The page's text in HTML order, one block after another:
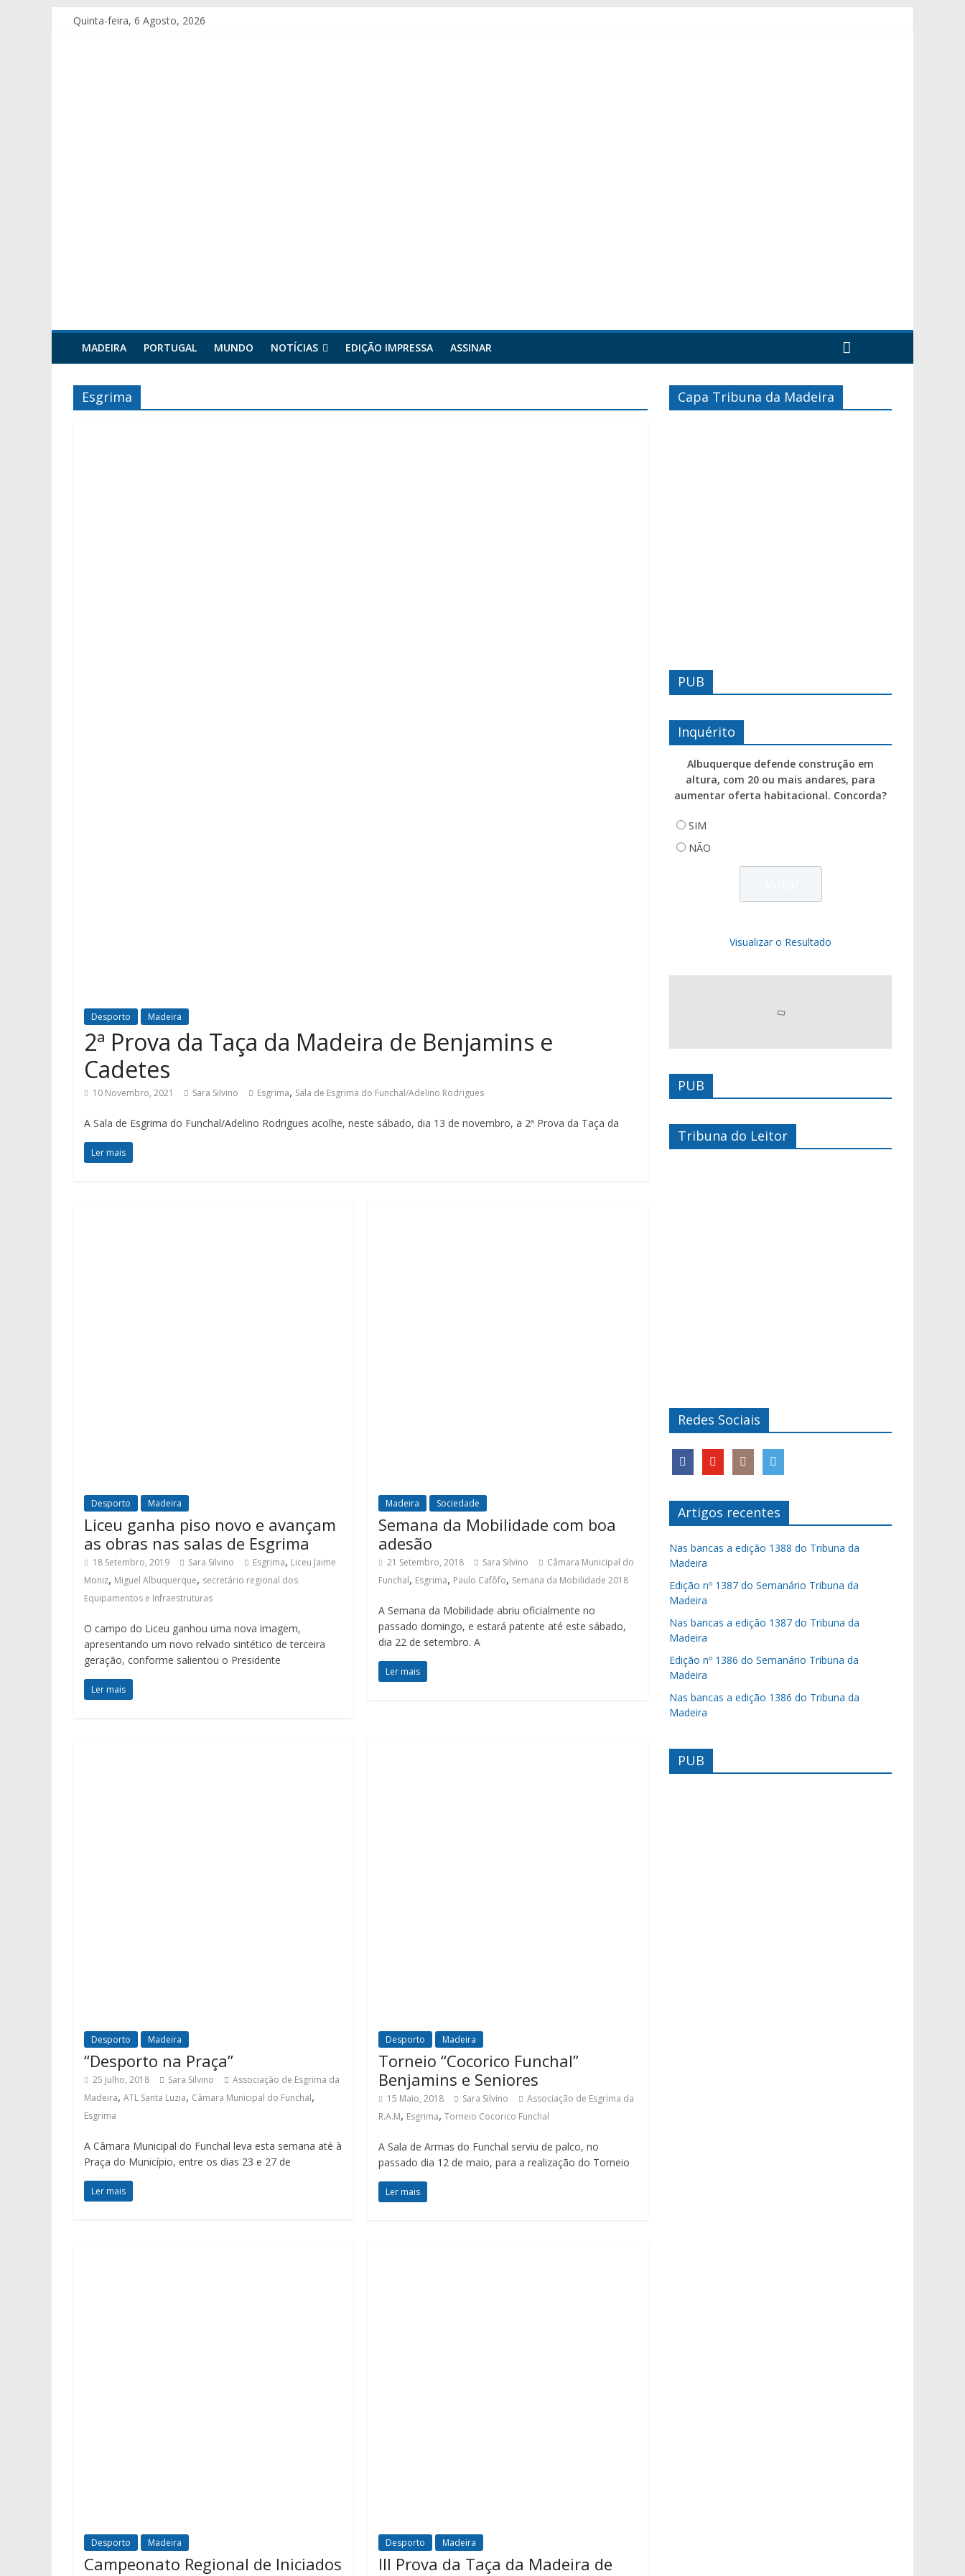
Quinta-feira, 6 Agosto, 2026
MADEIRA PORTUGAL MUNDO NOTÍCIAS EDIÇÃO IMPRESSA ASSINAR
Esgrima
Desporto Madeira
2ª Prova da Taça da Madeira de Benjamins e
Cadetes
10 Novembro, 2021 Sara Silvino Esgrima, Sala de Esgrima do Funchal/Adelino Rodrigues
A Sala de Esgrima do Funchal/Adelino Rodrigues acolhe, neste sábado, dia 13 de novembro, a 2ª Prova da Taça da
Ler mais
Desporto Madeira
Liceu ganha piso novo e avançam
as obras nas salas de Esgrima
18 Setembro, 2019 Sara Silvino Esgrima, Liceu Jaime
Moniz, Miguel Albuquerque, secretário regional dos
Equipamentos e Infraestruturas
O campo do Liceu ganhou uma nova imagem,
apresentando um novo relvado sintético de terceira
geração, conforme salientou o Presidente
Ler mais
Madeira Sociedade
Semana da Mobilidade com boa
adesão
21 Setembro, 2018 Sara Silvino
Câmara Municipal do
Funchal, Esgrima, Paulo Cafôfo, Semana da Mobilidade 2018
A Semana da Mobilidade abriu oficialmente no
passado domingo, e estará patente até este sábado,
dia 22 de setembro. A
Ler mais
Desporto Madeira
“Desporto na Praça”
25 Julho, 2018 Sara Silvino
Associação de Esgrima da
Madeira, ATL Santa Luzia, Câmara Municipal do Funchal,
Esgrima
A Câmara Municipal do Funchal leva esta semana até à
Praça do Município, entre os dias 23 e 27 de
Ler mais
Desporto Madeira
Torneio “Cocorico Funchal”
Benjamins e Seniores
15 Maio, 2018 Sara Silvino
Associação de Esgrima da
R.A.M, Esgrima,Torneio Cocorico Funchal
A Sala de Armas do Funchal serviu de palco, no
passado dia 12 de maio, para a realização do Torneio
Ler mais
Desporto Madeira
Campeonato Regional de Iniciados
Desporto Madeira
III Prova da Taça da Madeira de
Capa Tribuna da Madeira
PUB
Inquérito
Albuquerque defende construção em
altura, com 20 ou mais andares, para
aumentar oferta habitacional. Concorda?
SIM
NÃO
Visualizar o Resultado
PUB
Tribuna do Leitor
Redes Sociais
Artigos recentes
Nas bancas a edição 1388 do Tribuna da
Madeira
Edição nº 1387 do Semanário Tribuna da
Madeira
Nas bancas a edição 1387 do Tribuna da
Madeira
Edição nº 1386 do Semanário Tribuna da
Madeira
Nas bancas a edição 1386 do Tribuna da
Madeira
PUB